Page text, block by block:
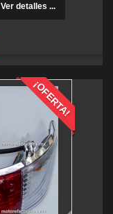
Ver detalles ...
¡OFERTA!